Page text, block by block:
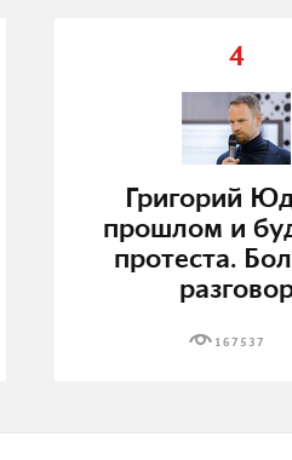
4
Григорий
прошлом и
протеста.
167537